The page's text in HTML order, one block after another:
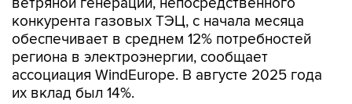
ветряной генерации, непосредственного
конкурента газовых ТЭЦ, с начала месяца
обеспечивает в среднем 12% потребностей
региона в электроэнергии, сообщает
ассоциация WindEurope. В августе 2025 года
их вклад был 14%.